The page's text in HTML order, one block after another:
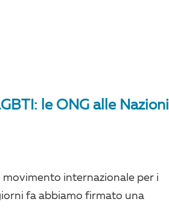
le ONG alle Nazioni
movimento internazionale per i
fa abbiamo firmato una